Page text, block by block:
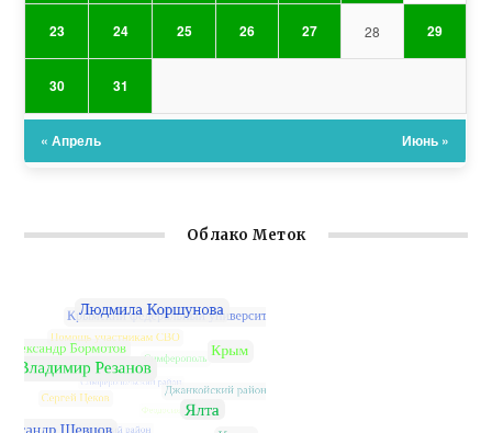
23 24 25 26 27 28 29
30 31
« Апрель Июнь »
Облако Меток